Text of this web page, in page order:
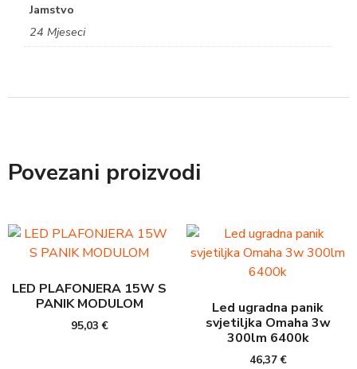
Jamstvo
24 Mjeseci
Povezani proizvodi
LED PLAFONJERA 15W S
PANIK MODULOM
95,03€
Led ugradna panik
svjetiljka Omaha 3w
300lm 6400k
46,37€